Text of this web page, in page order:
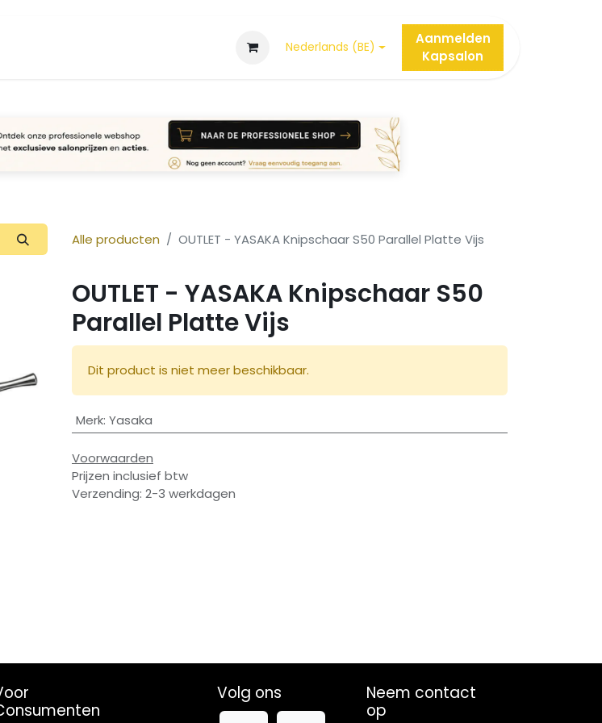
Nederlands (BE)
Aanmelden
Kapsalon
Alle producten OUTLET - YASAKA Knipschaar S50 Parallel Platte Vijs
OUTLET - YASAKA Knipschaar S50
Parallel Platte Vijs
Dit product is niet meer beschikbaar.
Merk: Yasaka
Voorwaarden
Prijzen inclusief btw
Verzending: 2-3 werkdagen
Neem contact
op
Volg ons